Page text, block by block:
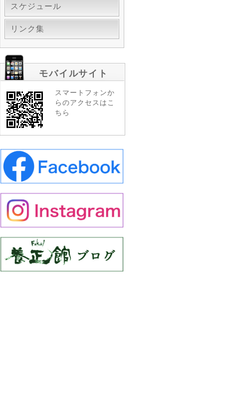
スケジュール
リンク集
モバイルサイト
スマートフォンか
らのアクセスはこ
ちら